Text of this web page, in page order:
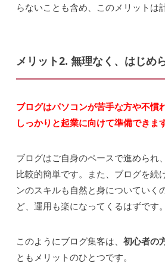
らないことも含め、このメリットは
メリット2. 無理なく、はじめ
ブログはパソコンが苦手な方や不慣
しっかりと起業に向けて準備できま
ブログはご自身のペースで進められ
比較的簡単です。また、ブログを続
ンのスキルも自然と身についていく
ど、運用も楽になってくるはずです。
このようにブログ集客は、 初心者の
ともメリットのひとつです。